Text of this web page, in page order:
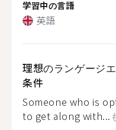
学習中の言語
英語
理想のランゲージ
条件
Someone who is
to get along with...